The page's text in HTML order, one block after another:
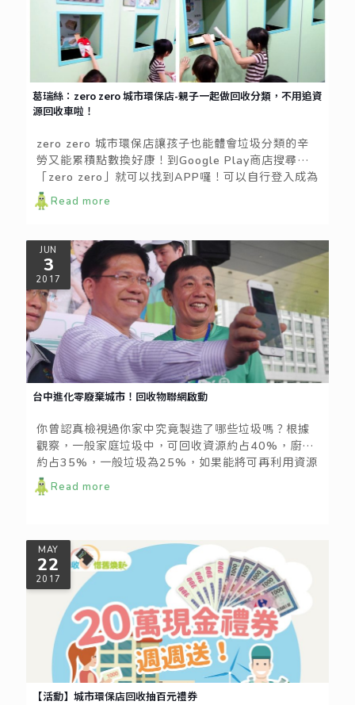
葛瑞絲：zero zero 城市環保店-親子一起做回收分類，不用追資
源回收車啦！
zero zero 城市環保店讓孩子也能體會垃圾分類的辛
勞又能累積點數換好康！到Google Play商店搜尋
「zero zero」就可以找到APP囉！可以自行登入成為
會員即可使用其中服務。
Read more
JUN
3
2017
台中進化零廢棄城市！回收物聯網啟動
你曾認真檢視過你家中究竟製造了哪些垃圾嗎？根據
觀察，一般家庭垃圾中，可回收資源約占40%，廚餘
約占35%，一般垃圾為25%，如果能將可再利用資源
進行回收，將會減少近一半的垃圾量！
Read more
MAY
22
2017
【活動】城市環保店回收抽百元禮券